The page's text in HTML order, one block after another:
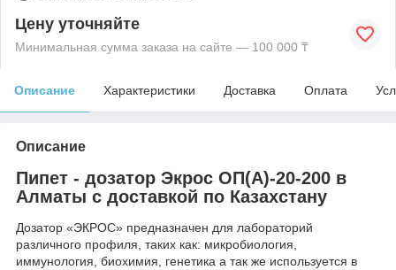
Цену уточняйте
Минимальная сумма заказа на сайте — 100 000 ₸
Описание Характеристики Доставка Оплата
Описание
Пипет - дозатор Экрос ОП(А)-20-200 в
Алматы с доставкой по Казахстану
Дозатор «ЭКРОС» предназначен для лабораторий
различного профиля, таких как: микробиология,
иммунология, биохимия, генетика а так же используется в